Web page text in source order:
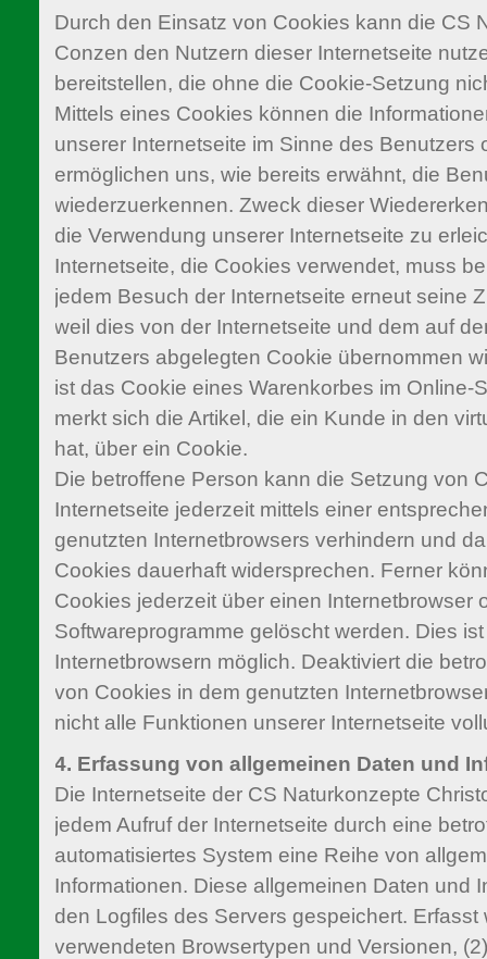
Durch den Einsatz von Cookies kann die CS
Conzen den Nutzern dieser Internetseite
bereitstellen, die ohne die Cookie-Setzung
Mittels eines Cookies können die
unserer Internetseite im Sinne des Benutzers
ermöglichen uns, wie bereits erwähnt, die
wiederzuerkennen. Zweck dieser
die Verwendung unserer Internetseite zu
Internetseite, die Cookies verwendet, muss
jedem Besuch der Internetseite erneut seine
weil dies von der Internetseite und dem auf
Benutzers abgelegten Cookie übernommen
ist das Cookie eines Warenkorbes im Online-
merkt sich die Artikel, die ein Kunde in den
hat, über ein Cookie.
Die betroffene Person kann die Setzung von
Internetseite jederzeit mittels einer
genutzten Internetbrowsers verhindern und
Cookies dauerhaft widersprechen. Ferner
Cookies jederzeit über einen Internetbrowser
Softwareprogramme gelöscht werden. Dies
Internetbrowsern möglich. Deaktiviert die
von Cookies in dem genutzten
nicht alle Funktionen unserer Internetseite
4. Erfassung von allgemeinen Daten und
Die Internetseite der CS Naturkonzepte
jedem Aufruf der Internetseite durch eine
automatisiertes System eine Reihe von
Informationen. Diese allgemeinen Daten und
den Logfiles des Servers gespeichert.
verwendeten Browsertypen und Versionen,